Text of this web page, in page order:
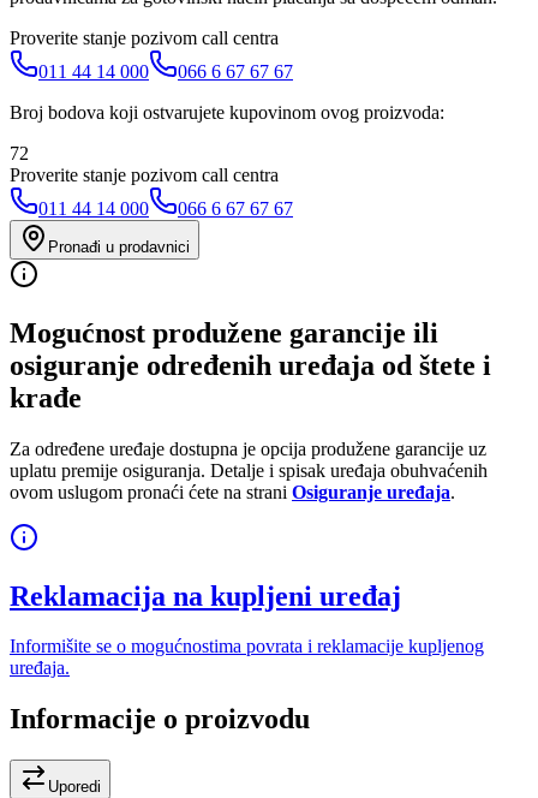
Proverite stanje pozivom call centra
011 44 14 000
066 6 67 67 67
Broj bodova koji ostvarujete kupovinom ovog proizvoda:
72
Proverite stanje pozivom call centra
011 44 14 000
066 6 67 67 67
Pronađi u prodavnici
Mogućnost produžene garancije ili
osiguranje određenih uređaja od štete i
krađe
Za određene uređaje dostupna je opcija produžene garancije uz
uplatu premije osiguranja. Detalje i spisak uređaja obuhvaćenih
ovom uslugom pronaći ćete na strani Osiguranje uređaja.
Reklamacija na kupljeni uređaj
Informišite se o mogućnostima povrata i reklamacije kupljenog
uređaja.
Informacije o proizvodu
Uporedi